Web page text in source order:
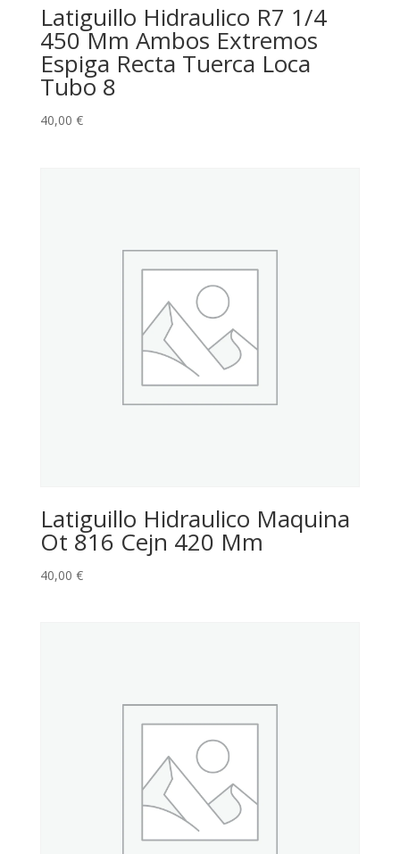
Latiguillo Hidraulico R7 1/4
450 Mm Ambos Extremos
Espiga Recta Tuerca Loca
Tubo 8
40,00 €
Latiguillo Hidraulico Maquina
Ot 816 Cejn 420 Mm
40,00 €